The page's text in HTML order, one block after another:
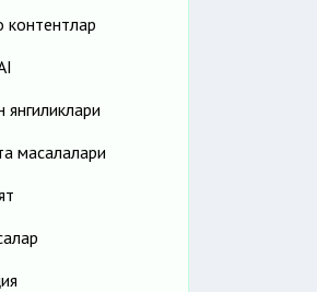
контентлар
масалалари